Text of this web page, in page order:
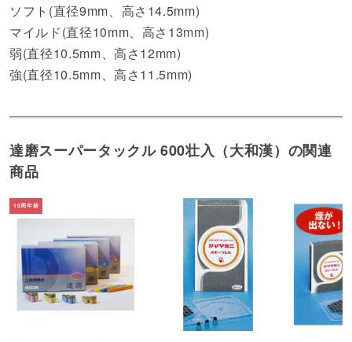
ソフト(直径9mm、高さ14.5mm)
マイルド(直径10mm、高さ13mm)
弱(直径10.5mm、高さ12mm)
強(直径10.5mm、高さ11.5mm)
達磨スーパータックル 600壮入（大和漢）の関連
商品